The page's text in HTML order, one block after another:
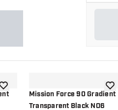
alla lista dei desideri
Mission Force 90 Gradient
Transparent Black NO6